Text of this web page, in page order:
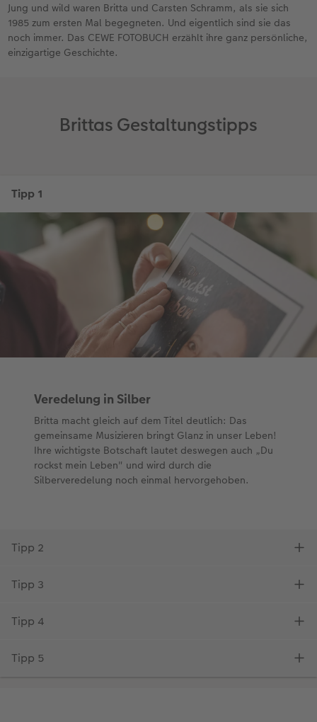
Jung und wild waren Britta und Carsten Schramm, als sie sich
1985 zum ersten Mal begegneten. Und eigentlich sind sie das
noch immer. Das CEWE FOTOBUCH erzählt ihre ganz persönliche,
einzigartige Geschichte.
Brittas Gestaltungstipps